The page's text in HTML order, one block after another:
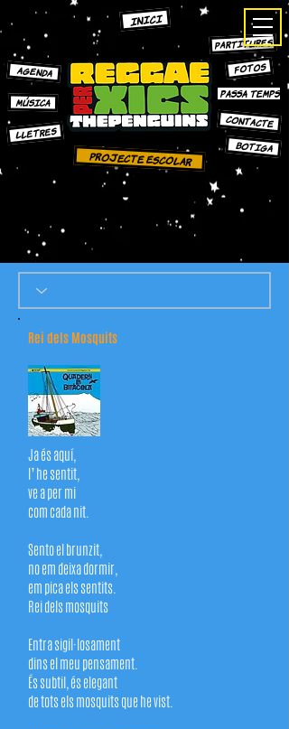
INICI
PARTITURES
AGENDA
MÚSICA
LLETRES
FOTOS
PASSA TEMPS
CONTACTE
Projecte escolar
bOTIGA
Rei dels Mosquits
Ja és aquí,
l’ he sentit,
ve a per mi
com cada nit.
Sento el brunzit,
no em deixa dormir,
em pica els sentits.
Rei dels mosquits
Entra sigil·losament
dins el meu pensament.
És subtil, és elegant
de tots els mosquits que he vist.